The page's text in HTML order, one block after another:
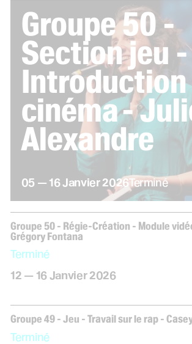
Groupe 50 -
Section jeu -
Introduction
cinéma -
Alexandre
du
05 — au
16janvier
Janvier 2026Terminé
Groupe 50 - Régie-Création - Module
Grégory Fontana
Terminé
du
12 — au
16janvier
Janvier 2026
Groupe 49 - Jeu - Travail sur le rap -
Terminé